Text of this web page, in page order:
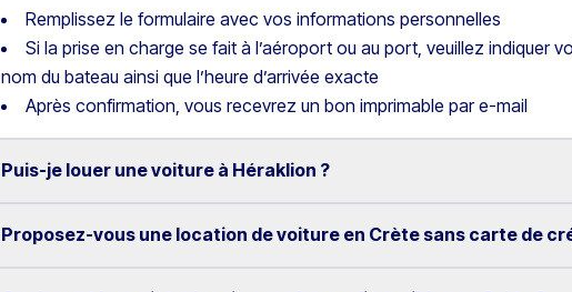
Remplissez le formulaire avec vos informations personnelles
Si la prise en charge se fait à l’aéroport ou au port, veuillez indiquer
nom du bateau ainsi que l’heure d’arrivée exacte
Après confirmation, vous recevrez un bon imprimable par e-mail
Puis-je louer une voiture à Héraklion ?
Oui, nous proposons la location de voitures à Héraklion avec une large
Proposez-vous une location de voiture en Crète sans carte de